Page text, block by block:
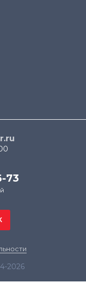
73
2026